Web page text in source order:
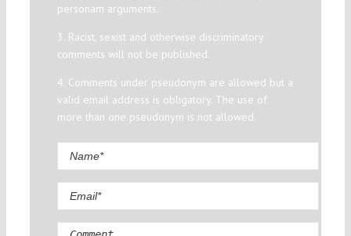
personam arguments.
3. Racist, sexist and otherwise discriminatory
comments will not be published.
4. Comments under pseudonym are allowed but a
valid email address is obligatory. The use of
more than one pseudonym is not allowed.
Comment